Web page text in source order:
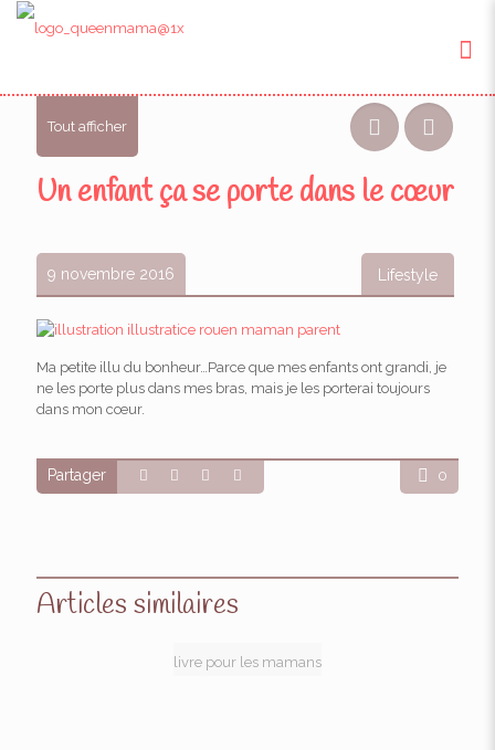
Tout afficher
Un enfant ça se porte dans le cœur
9 novembre 2016 Lifestyle
Ma petite illu du bonheur…Parce que mes enfants ont grandi, je
ne les porte plus dans mes bras, mais je les porterai toujours
dans mon cœur.
Partager 0
Articles similaires
livre pour les mamans